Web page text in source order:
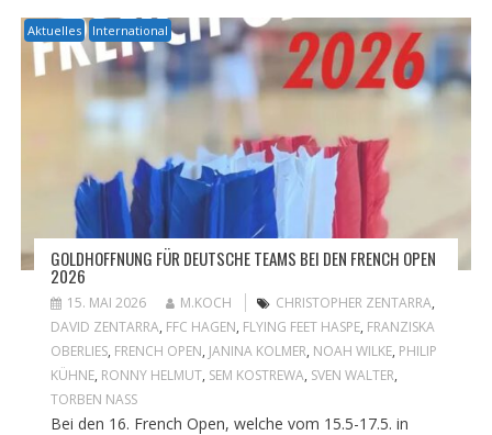
Aktuelles International
GOLDHOFFNUNG FÜR DEUTSCHE TEAMS BEI DEN FRENCH OPEN
2026
15. MAI 2026 M.KOCH CHRISTOPHER ZENTARRA,
DAVID ZENTARRA, FFC HAGEN, FLYING FEET HASPE, FRANZISKA
OBERLIES, FRENCH OPEN, JANINA KOLMER, NOAH WILKE, PHILIP
KÜHNE, RONNY HELMUT, SEM KOSTREWA, SVEN WALTER,
TORBEN NASS
Bei den 16. French Open, welche vom 15.5-17.5. in